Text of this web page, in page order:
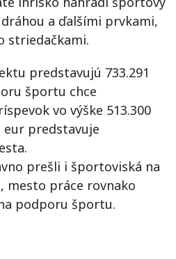
a ďalšími prvkami,
striedačkami.
predstavujú 733.291
športu chce
vo výške 513.300
eur predstavuje
prešli i športoviská na
mesto práce rovnako
podporu športu.